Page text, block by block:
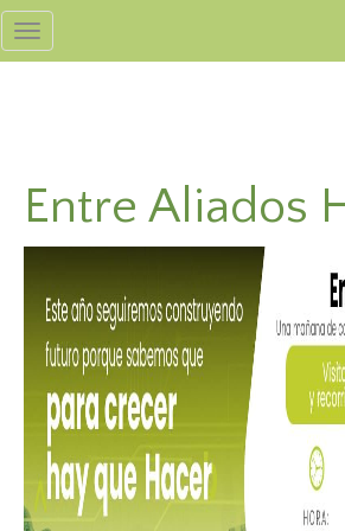
Toggle
navigation
Entre Aliados